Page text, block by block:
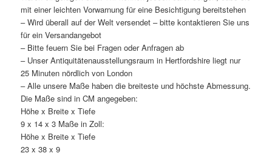
mit einer leichten Vorwarnung für eine Besichtigung bereitstehen
– Wird überall auf der Welt versendet – bitte kontaktieren Sie uns
für ein Versandangebot
– Bitte feuern Sie bei Fragen oder Anfragen ab
– Unser Antiquitätenausstellungsraum in Hertfordshire liegt nur
25 Minuten nördlich von London
– Alle unsere Maße haben die breiteste und höchste Abmessung.
Die Maße sind in CM angegeben:
Höhe x Breite x Tiefe
9 x 14 x 3 Maße in Zoll:
Höhe x Breite x Tiefe
23 x 38 x 9